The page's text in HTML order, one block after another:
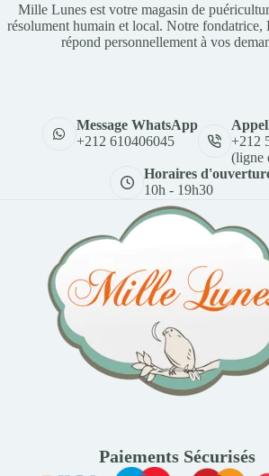
Mille Lunes est votre magasin de
résolument humain et local. Notre fondatrice,
répond personnellement à vos
Message WhatsApp
+212 610406045
+212
(ligne
Horaires
10h - 19h30
Paiements Sécurisés